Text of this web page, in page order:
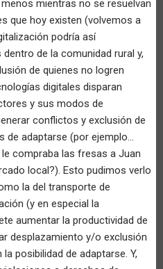
mientras no se resuelvan
que hoy existen (volvemos a
podría así
de la comunidad rural y,
de quienes no logren
digitales disparan
y sus modos de
conflictos y exclusión de
de adaptarse (por ejemplo…
compraba las fresas a Juan
local?). Esto pudimos verlo
la del transporte de
(y en especial la
aumentar la productividad de
desplazamiento y/o exclusión
posibilidad de adaptarse. Y,